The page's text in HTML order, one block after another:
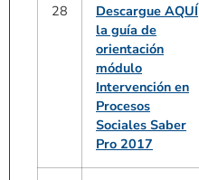
28
Descargue AQUÍ
la guía de
orientación
módulo
Intervención en
Procesos
Sociales Saber
Pro 2017